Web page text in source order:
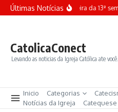
Ir para o conteúdo
Últimas NotíciasTerça-feira da 13ª
CatolicaConect
Levando as noticias da Igreja Católica ate você.
Inicio Categorias
Notícias da Igreja
Catequese